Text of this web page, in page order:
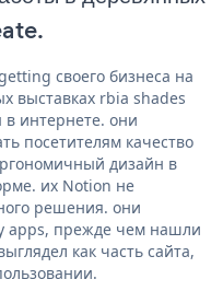
своего бизнеса на
выставках rbia shades
в интернете. они
посетителям качество
дизайн в
их Notion не
решения. они
apps, прежде чем нашли
как часть сайта,